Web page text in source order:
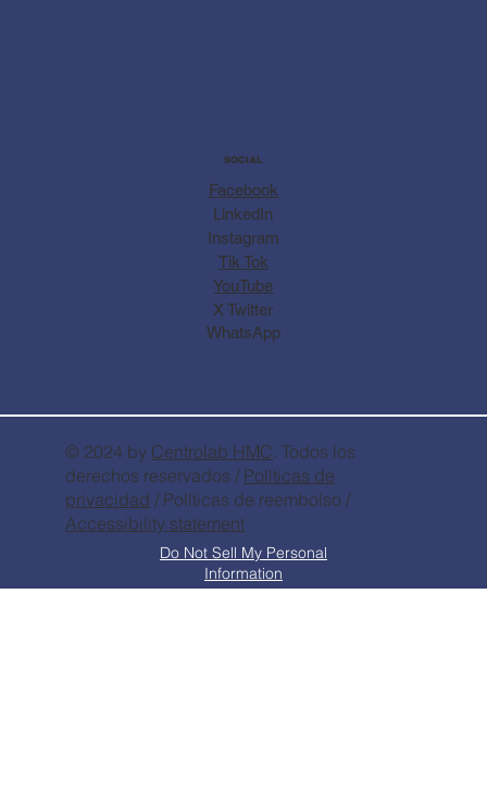
SOCIAL
Facebook
Instagram
LinkedIn
Tik Tok
YouTube
X Twitter
WhatsApp
Do Not Sell My Personal
Information
© 2024 by Centrolab HMC . Todos los
derechos reservados / Políticas de
privacidad / Políticas de reembolso /
Accessibility statement